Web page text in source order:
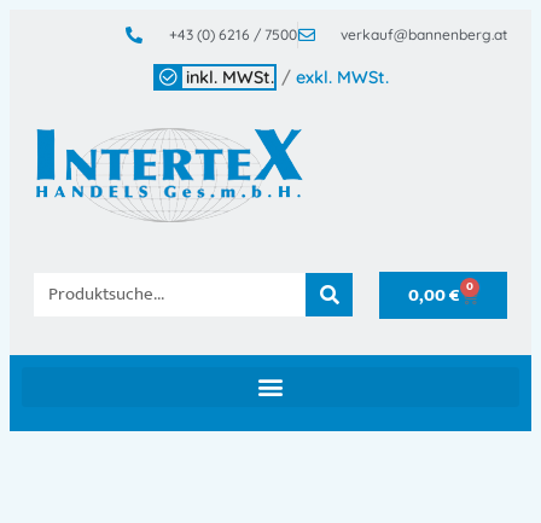
+43 (0) 6216 / 7500 verkauf@bannenberg.at
inkl. MWSt. / exkl. MWSt.
0,00€ 0